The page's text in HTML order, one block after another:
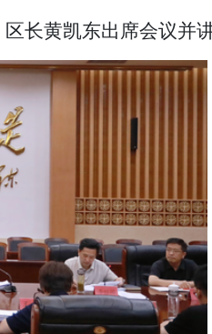
长黄凯东出席会议并